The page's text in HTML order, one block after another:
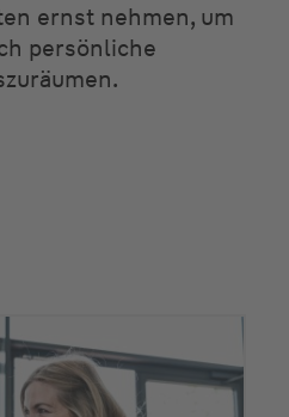
ernst nehmen, um
persönliche